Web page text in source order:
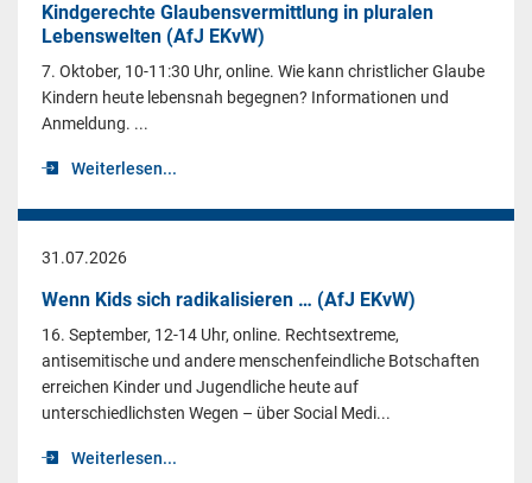
Kindgerechte Glaubensvermittlung in pluralen
Lebenswelten (AfJ EKvW)
7. Oktober, 10-11:30 Uhr, online. Wie kann christlicher Glaube
Kindern heute lebensnah begegnen? Informationen und
Anmeldung. ...
Weiterlesen...
31.07.2026
Wenn Kids sich radikalisieren … (AfJ EKvW)
16. September, 12-14 Uhr, online. Rechtsextreme,
antisemitische und andere menschenfeindliche Botschaften
erreichen Kinder und Jugendliche heute auf
unterschiedlichsten Wegen – über Social Medi...
Weiterlesen...